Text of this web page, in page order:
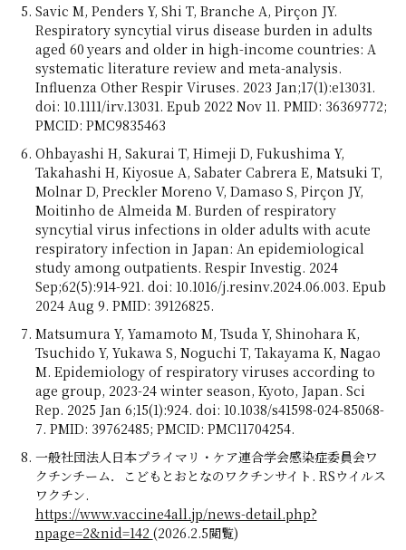
Savic M, Penders Y, Shi T, Branche A, Pirçon JY.
Respiratory syncytial virus disease burden in adults
aged 60 years and older in high-income countries: A
systematic literature review and meta-analysis.
Influenza Other Respir Viruses. 2023 Jan;17(1):e13031.
doi: 10.1111/irv.13031. Epub 2022 Nov 11. PMID: 36369772;
PMCID: PMC9835463
Ohbayashi H, Sakurai T, Himeji D, Fukushima Y,
Takahashi H, Kiyosue A, Sabater Cabrera E, Matsuki T,
Molnar D, Preckler Moreno V, Damaso S, Pirçon JY,
Moitinho de Almeida M. Burden of respiratory
syncytial virus infections in older adults with acute
respiratory infection in Japan: An epidemiological
study among outpatients. Respir Investig. 2024
Sep;62(5):914-921. doi: 10.1016/j.resinv.2024.06.003. Epub
2024 Aug 9. PMID: 39126825.
Matsumura Y, Yamamoto M, Tsuda Y, Shinohara K,
Tsuchido Y, Yukawa S, Noguchi T, Takayama K, Nagao
M. Epidemiology of respiratory viruses according to
age group, 2023-24 winter season, Kyoto, Japan. Sci
Rep. 2025 Jan 6;15(1):924. doi: 10.1038/s41598-024-85068-
7. PMID: 39762485; PMCID: PMC11704254.
一般社団法人日本プライマリ・ケア連合学会感染症委員会ワ
クチンチーム．こどもとおとなのワクチンサイト. RSウイルス
ワクチン.
https://www.vaccine4all.jp/news-detail.php?
npage=2&nid=142 (2026.2.5閲覧)